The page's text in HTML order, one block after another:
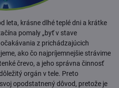
leta, krásne dlhé teplé dni a krátke
pomaly „byť v stave
z prichádzajúcich
ako čo najpríjemnejšie strávime
črevo, a jeho správna činnosť
orgán v tele. Preto
opodstatnený dôvod, pretože je